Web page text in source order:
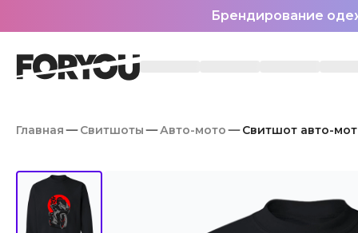
Брендирование
Главная Свитшоты Авто-мото Свитшот авто-